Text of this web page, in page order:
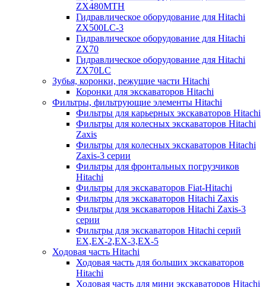
ZX480MTH
Гидравлическое оборудование для Hitachi
ZX500LC-3
Гидравлическое оборудование для Hitachi
ZX70
Гидравлическое оборудование для Hitachi
ZX70LC
Зубья, коронки, режущие части Hitachi
Коронки для экскаваторов Hitachi
Фильтры, фильтрующие элементы Hitachi
Фильтры для карьерных экскаваторов Hitachi
Фильтры для колесных экскаваторов Hitachi
Zaxis
Фильтры для колесных экскаваторов Hitachi
Zaxis-3 серии
Фильтры для фронтальных погрузчиков
Hitachi
Фильтры для экскаваторов Fiat-Hitachi
Фильтры для экскаваторов Hitachi Zaxis
Фильтры для экскаваторов Hitachi Zaxis-3
серии
Фильтры для экскаваторов Hitachi серий
EX,EX-2,EX-3,EX-5
Ходовая часть Hitachi
Ходовая часть для больших экскаваторов
Hitachi
Ходовая часть для мини экскаваторов Hitachi